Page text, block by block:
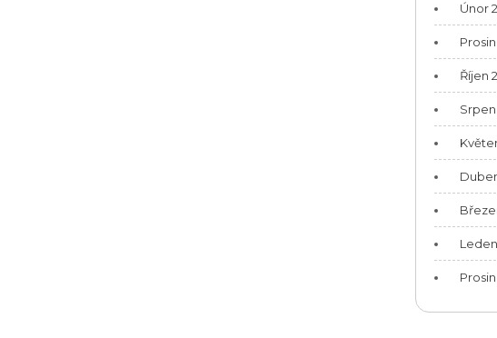
Únor
Říjen
Srpen